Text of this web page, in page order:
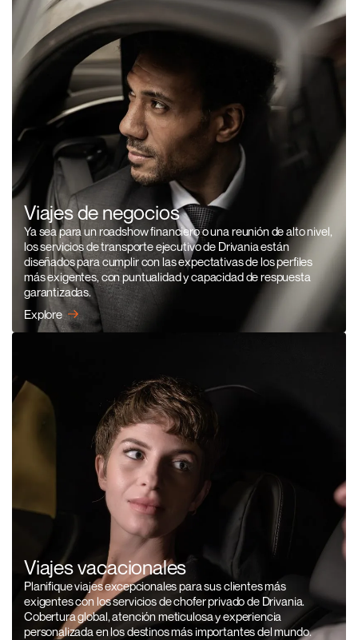
Viajes de negocios
Ya sea para un roadshow financiero o una reunión de alto nivel,
los servicios de transporte ejecutivo de Drivania están
diseñados para cumplir con las expectativas de los perfiles
más exigentes, con puntualidad y capacidad de respuesta
garantizadas.
Explore
Viajes vacacionales
Planifique viajes excepcionales para sus clientes más
exigentes con los servicios de chofer privado de Drivania.
Cobertura global, atención meticulosa y experiencia
personalizada en los destinos más importantes del mundo.